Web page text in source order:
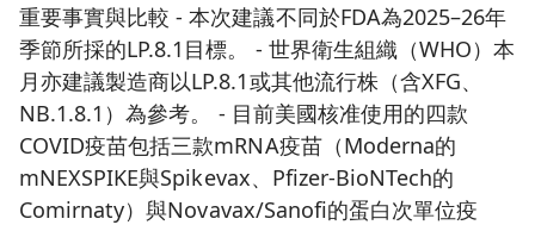
重要事實與比較 - 本次建議不同於FDA為2025–26年
季節所採的LP.8.1目標。 - 世界衛生組織（WHO）本
月亦建議製造商以LP.8.1或其他流行株（含XFG、
NB.1.8.1）為參考。 - 目前美國核准使用的四款
COVID疫苗包括三款mRNA疫苗（Moderna的
mNEXSPIKE與Spikevax、Pfizer-BioNTech的
Comirnaty）與Novavax/Sanofi的蛋白次單位疫